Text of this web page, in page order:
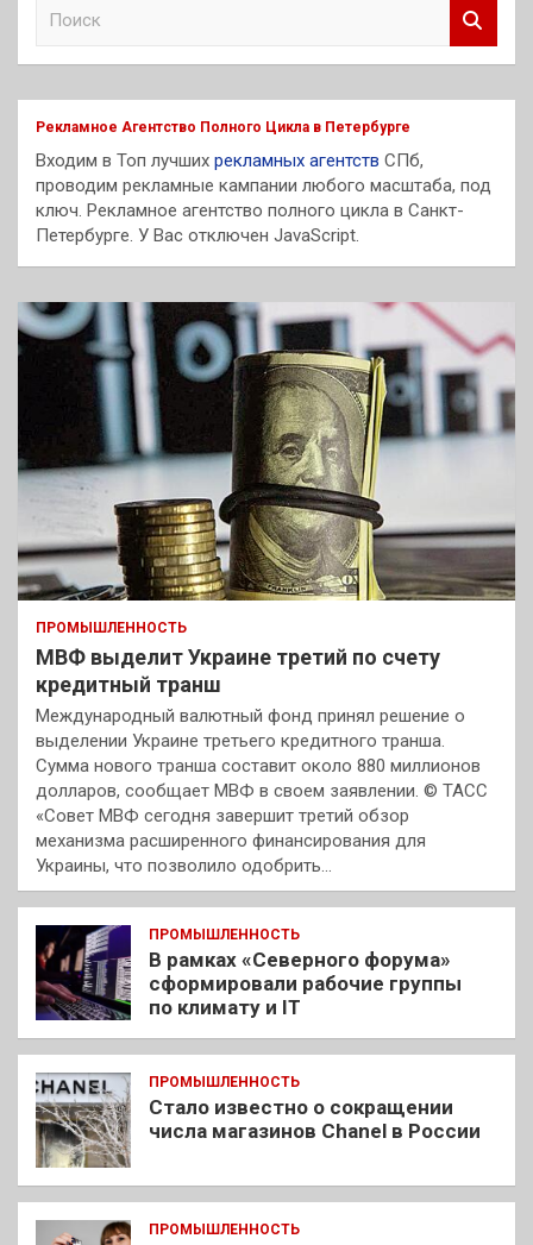
к
Рекламное Агентство Полного Цикла в Петербурге
Входим в Топ лучших рекламных агентств СПб,
проводим рекламные кампании любого масштаба, под
ключ. Рекламное агентство полного цикла в Санкт-
Петербурге. У Вас отключен JavaScript.
ПРОМЫШЛЕННОСТЬ
МВФ выделит Украине третий по счету
кредитный транш
Международный валютный фонд принял решение о
выделении Украине третьего кредитного транша.
Сумма нового транша составит около 880 миллионов
долларов, сообщает МВФ в своем заявлении. © ТАСС
«Совет МВФ сегодня завершит третий обзор
механизма расширенного финансирования для
Украины, что позволило одобрить…
ПРОМЫШЛЕННОСТЬ
В рамках «Северного форума»
сформировали рабочие группы
по климату и IT
ПРОМЫШЛЕННОСТЬ
Стало известно о сокращении
числа магазинов Chanel в России
ПРОМЫШЛЕННОСТЬ